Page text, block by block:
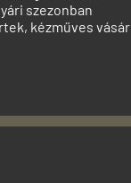
szezonban
kézműves